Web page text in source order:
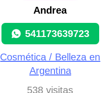
Andrea
541173639723
Cosmética / Belleza en
Argentina
538 visitas